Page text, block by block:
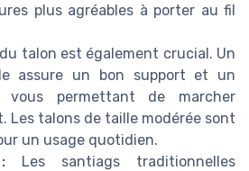
plus agréables à porter au fil
talon est également crucial. Un
assure un bon support et un
permettant de marcher
Les talons de taille modérée sont
un usage quotidien.
Les santiags traditionnelles